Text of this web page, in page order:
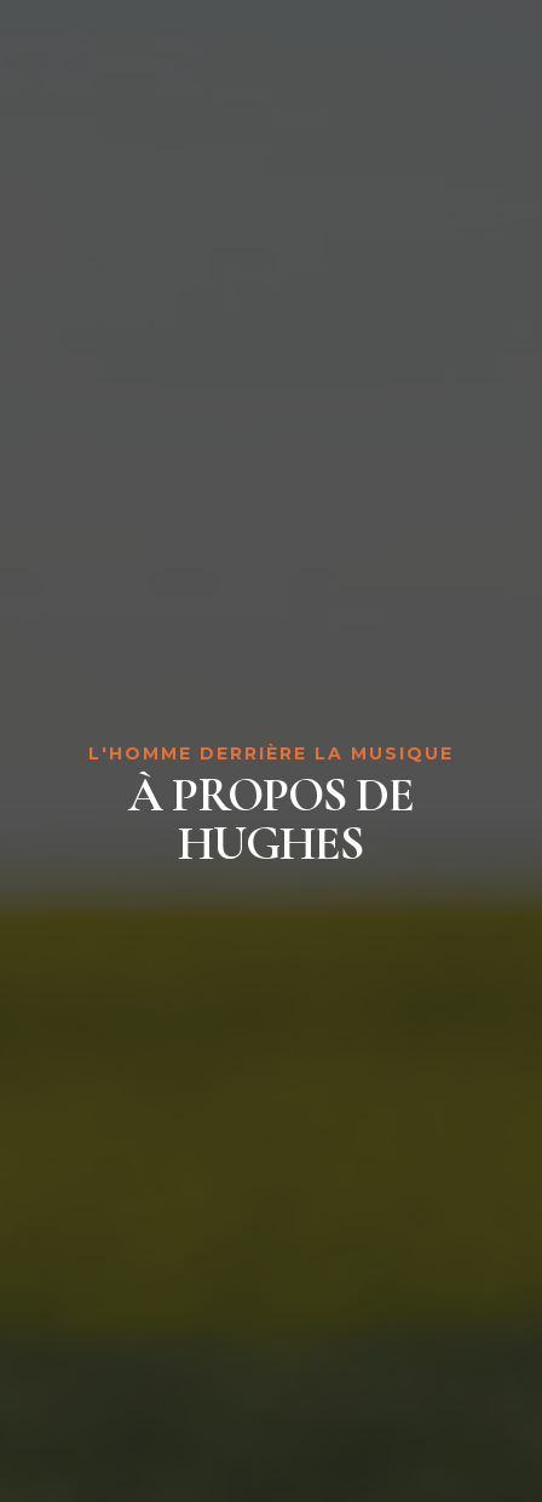
L'HOMME DERRIÈRE LA MUSIQUE
À PROPOS DE
HUGHES